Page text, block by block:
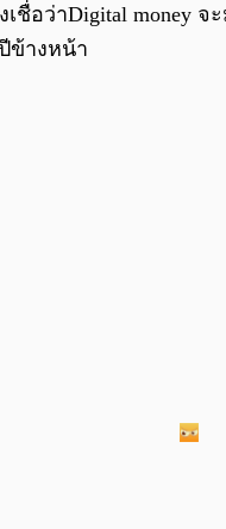
ชื่อว่าDigital money จ
ข้างหน้า